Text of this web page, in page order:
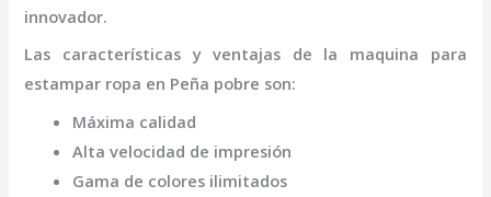
innovador.
Las características y ventajas de la maquina para
estampar ropa en Peña pobre son:
Máxima calidad
Alta velocidad de impresión
Gama de colores ilimitados